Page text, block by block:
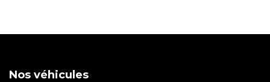
Nos véhicules